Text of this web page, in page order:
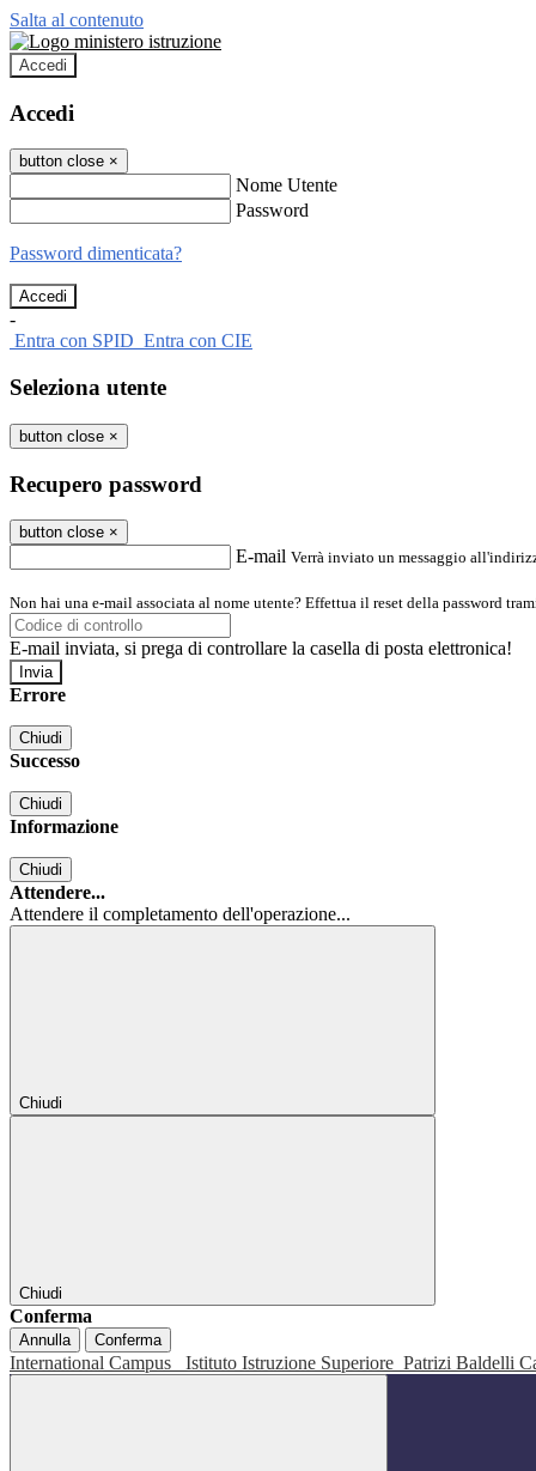
Salta al contenuto
Accedi
Accedi
button close ×
Nome Utente
Password
Password dimenticata?
-
Entra con SPID Entra con CIE
Seleziona utente
button close ×
Recupero password
button close ×
E-mail Verrà inviato un messaggio
Non hai una e-mail associata al nome utente? Effettua il reset della password
E-mail inviata, si prega di controllare la casella di posta elettronica!
Errore
Chiudi
Successo
Chiudi
Informazione
Chiudi
Attendere...
Attendere il completamento dell'operazione...
Chiudi
Chiudi
Conferma
Annulla Conferma
International Campus Istituto Istruzione Superiore Patrizi Baldelli